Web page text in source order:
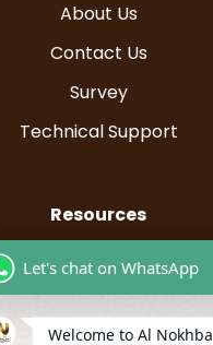
About Us
Contact Us
Survey
Technical Support
Resources
Instructor Registration
Student Registration
Let's chat on WhatsApp
Welcome to Al Nokhba